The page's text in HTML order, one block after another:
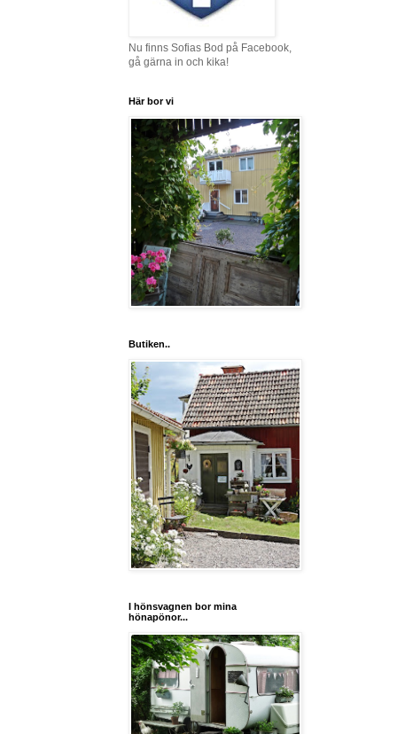
Nu finns Sofias Bod på Facebook,
gå gärna in och kika!
Här bor vi
Butiken..
I hönsvagnen bor mina
hönapönor...